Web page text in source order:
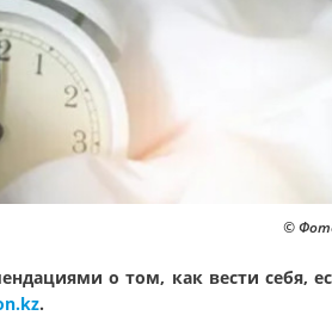
©
о том, как вести себя,
.